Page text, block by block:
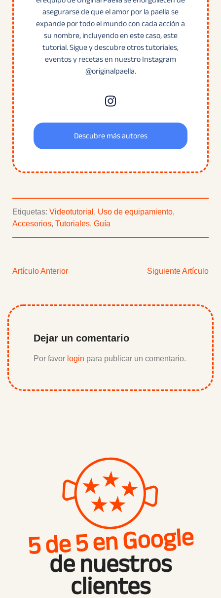
asegurarse de que el amor por la paella se
expande por todo el mundo con cada acción a
su nombre, incluyendo en este caso, este
tutorial. Sigue y descubre otros tutoriales,
eventos y recetas en nuestro Instagram
@originalpaella.
Descubre más autores
Etiquetas: Videotutorial , Uso de equipamiento,
Accesorios, Tutoriales, Guía
Artículo Anterior Siguiente Artículo
Dejar un comentario
Por favor login para publicar un comentario.
5 de 5 en Google
de nuestros
clientes